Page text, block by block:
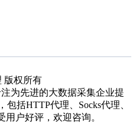
版权所有
为先进的大数据采集企业提
括HTTP代理、Socks代理、
用户好评，欢迎咨询。